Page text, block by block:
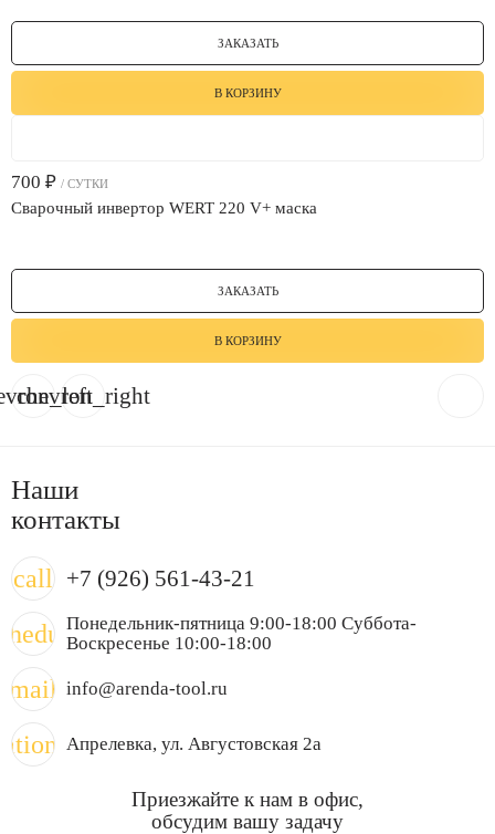
ЗАКАЗАТЬ
В КОРЗИНУ
700 ₽ / СУТКИ
Сварочный инвертор WERT 220 V+ маска
ЗАКАЗАТЬ
В КОРЗИНУ
chevron_right
Наши
контакты
call +7 (926) 561-43-21
Понедельник-пятница 9:00-18:00 Суббота-
Воскресенье 10:00-18:00
mail info@arenda-tool.ru
Апрелевка, ул. Августовская 2а
Приезжайте к нам в офис,
обсудим вашу задачу